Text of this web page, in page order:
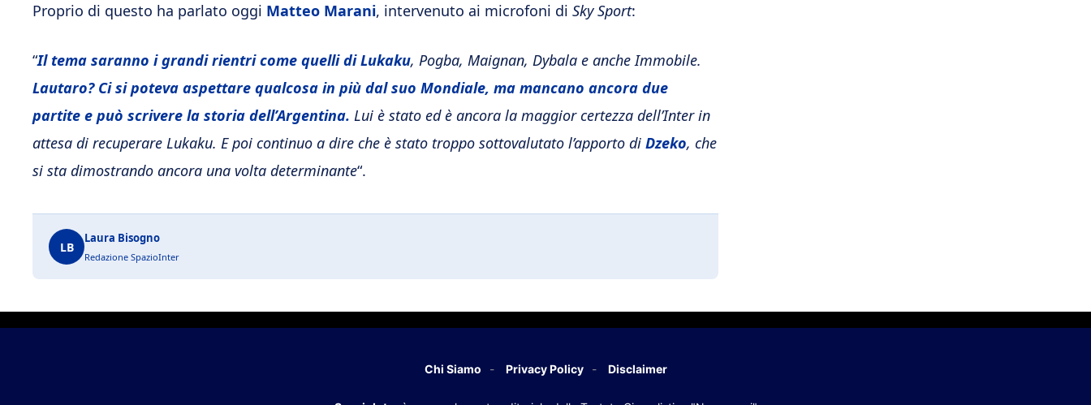
Proprio di questo ha parlato oggi Matteo Marani, intervenuto ai microfoni di Sky Sport:
“Il tema saranno i grandi rientri come quelli di Lukaku, Pogba, Maignan, Dybala e anche Immobile.
Lautaro? Ci si poteva aspettare qualcosa in più dal suo Mondiale, ma mancano ancora due
partite e può scrivere la storia dell’Argentina. Lui è stato ed è ancora la maggior certezza dell’Inter in
attesa di recuperare Lukaku. E poi continuo a dire che è stato troppo sottovalutato l’apporto di Dzeko, che
si sta dimostrando ancora una volta determinante“.
LB
Laura Bisogno
Redazione SpazioInter
Chi Siamo Privacy Policy Disclaimer